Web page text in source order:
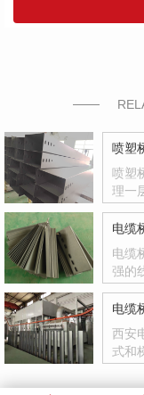
喷塑
喷塑
理一
电缆
电缆
强的
电缆
西安
式和